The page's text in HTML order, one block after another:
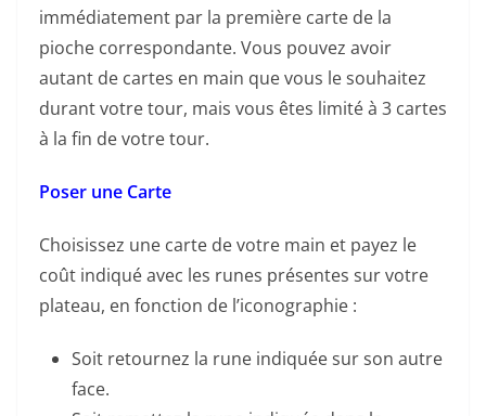
immédiatement par la première carte de la
pioche correspondante. Vous pouvez avoir
autant de cartes en main que vous le souhaitez
durant votre tour, mais vous êtes limité à 3 cartes
à la fin de votre tour.
Poser une Carte
Choisissez une carte de votre main et payez le
coût indiqué avec les runes présentes sur votre
plateau, en fonction de l’iconographie :
Soit retournez la rune indiquée sur son autre
face.